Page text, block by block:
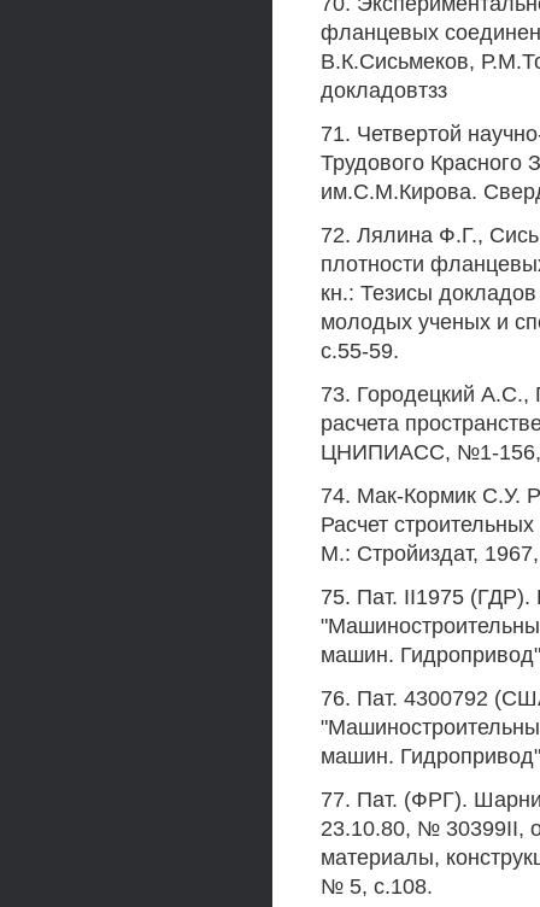
фланцевых
В.К.Сисьмеков,
докладовтзз
71. Четвертой
Трудового Красного
им.С.М.Кирова.
72. Лялина Ф.Г.,
плотности
кн.: Тезисы
молодых ученых и
с.55-59.
73. Городецкий
расчета
ЦНИПИАСС, №1-156,
74. Мак-Кормик С.У.
Расчет
М.: Стройиздат,
75. Пат. II1975
машин.
76. Пат. 4300792
машин.
77. Пат. (ФРГ).
23.10.80, № 30399II,
материалы,
№ 5, с.108.